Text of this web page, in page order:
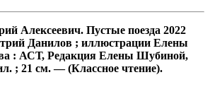
Алексеевич. Пустые поезда 2022
Данилов ; иллюстрации Елены
: АСТ, Редакция Елены Шубиной,
; 21 см. — (Классное чтение).